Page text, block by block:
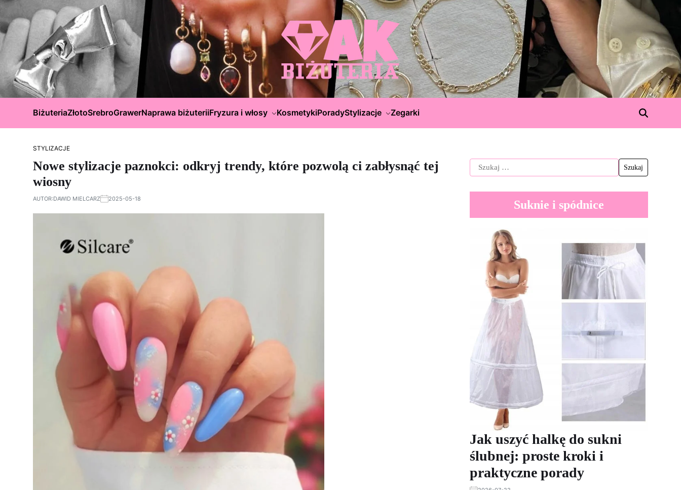
BiżuteriaZłotoSrebroGrawerNaprawa biżuteriiFryzura i włosy KosmetykiPoradyStylizacje Zegarki
STYLIZACJE
Nowe stylizacje paznokci: odkryj trendy, które pozwolą ci zabłysnąć tej
wiosny
AUTOR:DAWID MIELCARZ 2025-05-18 Suknie i spódnice
Jak uszyć halkę do sukni
ślubnej: proste kroki i
praktyczne porady